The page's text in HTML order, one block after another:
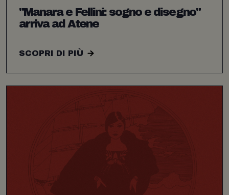
"Manara e Fellini: sogno e disegno"
arriva ad Atene
SCOPRI DI PIÙ